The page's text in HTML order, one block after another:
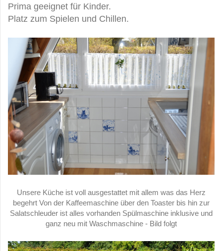
Prima geeignet für Kinder.
Platz zum Spielen und Chillen.
Unsere Küche ist voll ausgestattet mit allem was das Herz
begehrt Von der Kaffeemaschine über den Toaster bis hin zur
Salatschleuder ist alles vorhanden Spülmaschine inklusive und
ganz neu mit Waschmaschine - Bild folgt